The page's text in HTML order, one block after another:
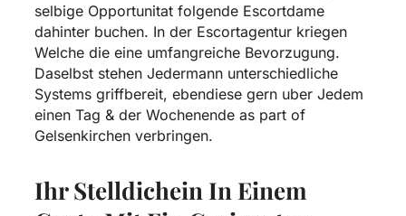
selbige Opportunitat folgende Escortdame
dahinter buchen. In der Escortagentur kriegen
Welche die eine umfangreiche Bevorzugung.
Daselbst stehen Jedermann unterschiedliche
Systems griffbereit, ebendiese gern uber Jedem
einen Tag & der Wochenende as part of
Gelsenkirchen verbringen.
Ihr Stelldichein In Einem